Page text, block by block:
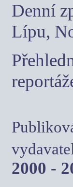
Denní
Lípu,
2000 -